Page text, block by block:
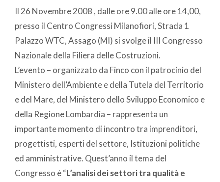
Il 26 Novembre 2008 , dalle ore 9.00 alle ore 14,00,
presso il Centro Congressi Milanofiori, Strada 1
Palazzo WTC, Assago (MI) si svolge il III Congresso
Nazionale della Filiera delle Costruzioni.
L’evento – organizzato da Finco con il patrocinio del
Ministero dell’Ambiente e della Tutela del Territorio
e del Mare, del Ministero dello Sviluppo Economico e
della Regione Lombardia – rappresenta un
importante momento di incontro tra imprenditori,
progettisti, esperti del settore, Istituzioni politiche
ed amministrative. Quest’anno il tema del
Congresso è “L’analisi dei settori tra qualità e